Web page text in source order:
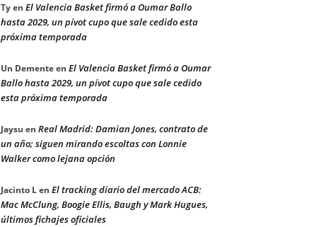
Tyen El Valencia Basket firmó a Oumar Ballo
hasta 2029, un pívot cupo que sale cedido esta
próxima temporada
Un Dementeen El Valencia Basket firmó a Oumar
Ballo hasta 2029, un pívot cupo que sale cedido
esta próxima temporada
Jaysu en Real Madrid: Damian Jones, contrato de
un año; siguen mirando escoltas con Lonnie
Walker como lejana opción
Jacinto Len El tracking diario del mercado ACB:
Mac McClung, Boogie Ellis, Baugh y Mark Hugues,
últimos fichajes oficiales